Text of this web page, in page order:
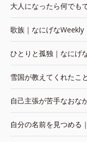
大人になったら何でも
歌族｜なにげなWeekly
ひとりと孤独｜なにげ
雪国が教えてくれたこ
自己主張が苦手なおな
自分の名前を見つめる